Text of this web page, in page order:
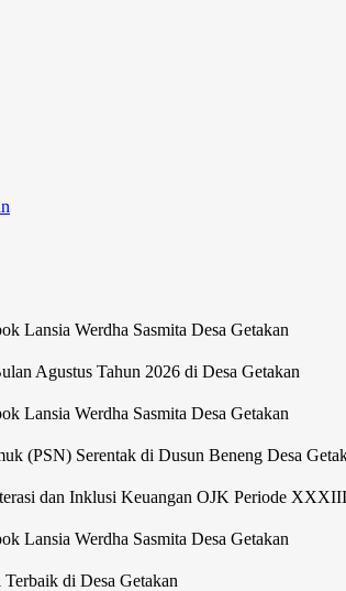
Lansia Werdha Sasmita Desa Getakan
Agustus Tahun 2026 di Desa Getakan
Lansia Werdha Sasmita Desa Getakan
(PSN) Serentak di Dusun Beneng Desa
dan Inklusi Keuangan OJK Periode
Lansia Werdha Sasmita Desa Getakan
di Desa Getakan